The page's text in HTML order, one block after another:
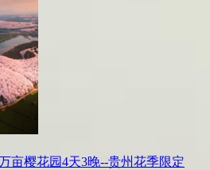
亩樱花园4天3晚--贵州花季限定